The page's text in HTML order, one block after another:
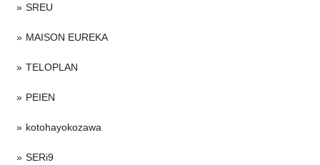
SREU
MAISON EUREKA
TELOPLAN
PEIEN
kotohayokozawa
SERi9